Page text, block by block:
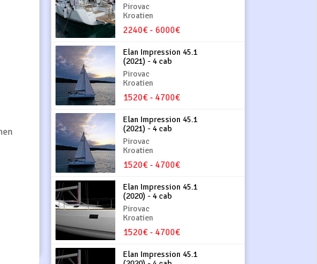
Pirovac
Kroatien
2240€ - 6000€
Elan Impression 45.1
(2021) - 4 cab
Pirovac
Kroatien
1520€ - 4700€
Elan Impression 45.1
(2021) - 4 cab
Pirovac
Kroatien
1520€ - 4700€
Elan Impression 45.1
(2020) - 4 cab
Pirovac
Kroatien
1520€ - 4700€
Elan Impression 45.1